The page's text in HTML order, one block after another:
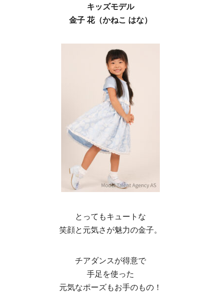
キッズモデル
金子 花（かねこ はな）
とってもキュートな
笑顔と元気さが魅力の金子。
チアダンスが得意で
手足を使った
元気なポーズもお手のもの！